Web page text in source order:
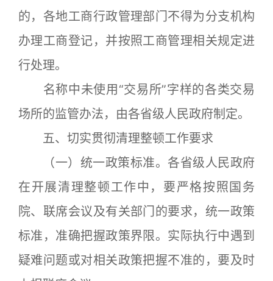
的，各地工商行政管理部门不得为分支机构
办理工商登记，并按照工商管理相关规定进
行处理。
名称中未使用“交易所”字样的各类交易
场所的监管办法，由各省级人民政府制定。
五、切实贯彻清理整顿工作要求
（一）统一政策标准。各省级人民政府
在开展清理整顿工作中，要严格按照国务
院、联席会议及有关部门的要求，统一政策
标准，准确把握政策界限。实际执行中遇到
疑难问题或对相关政策把握不准的，要及时